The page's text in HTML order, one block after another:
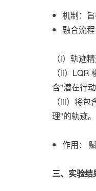
机制：
融合流程
（i）轨迹
（ii）
含"潜在行
（iii）将
理"的轨迹。
作用：
三、实验结